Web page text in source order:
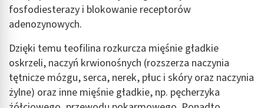
fosfodiesterazy i blokowanie receptorów
adenozynowych.
Dzięki temu teofilina rozkurcza mięśnie gładkie
oskrzeli, naczyń krwionośnych (rozszerza naczynia
tętnicze mózgu, serca, nerek, płuc i skóry oraz naczynia
żylne) oraz inne mięśnie gładkie, np. pęcherzyka